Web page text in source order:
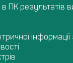
ПК результатів
інформації